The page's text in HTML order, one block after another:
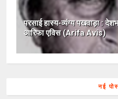
परसाई हास्य-व्यंग्य पखवाड़ा :
आरिफा एविस (Arifa Avis)
नई